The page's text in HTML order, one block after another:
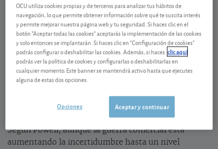
La renta variable estadounidense sigue formando
parte de nuestra estrategia de inversión.
Consulte nuestrasestrategias globalespara ver en
qué proporciones.
Sin cambio en los tipos
Según Powell, aunque la guerra comercial está
aumentando la incertidumbre hasta un nivel
OCU utiliza cookies propias y de terceros para analizar tus hábitos de
navegación, lo que permite obtener información sobre qué te suscita interés
y permite mejorar nuestra página web y tu seguridad. Si haces clic en el
botón "Aceptar todas las cookies" aceptarás la implementación de las cookies
y solo entonces se implantarán. Si haces clic en "Configuración de cookies"
podrás configurar o deshabilitar las cookies. Además, si haces clic aquí
podrás ver la política de cookies y configurarlas o deshabilitarlas en
cualquier momento. Este banner se mantendrá activo hasta que ejecutes
alguna de estas dos opciones.
Aceptar y continuar
Opciones